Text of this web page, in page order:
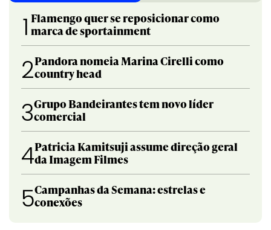
1 Flamengo quer se reposicionar como
marca de sportainment
2Pandora nomeia Marina Cirelli como
country head
3Grupo Bandeirantes tem novo líder
comercial
4Patricia Kamitsuji assume direção geral
da Imagem Filmes
5Campanhas da Semana: estrelas e
conexões